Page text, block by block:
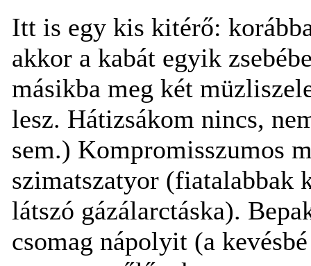
Itt is egy kis kitérő:
akkor a kabát egyik
másikba meg két
lesz. Hátizsákom nincs,
sem.) Kompromisszumos
szimatszatyor (fiatalabbak
látszó gázálarctáska).
csomag nápolyit (a